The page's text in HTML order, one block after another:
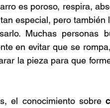
es poroso, respira,
especial, pero
Muchas personas
en evitar que se
la pieza para que
el conocimiento sobre